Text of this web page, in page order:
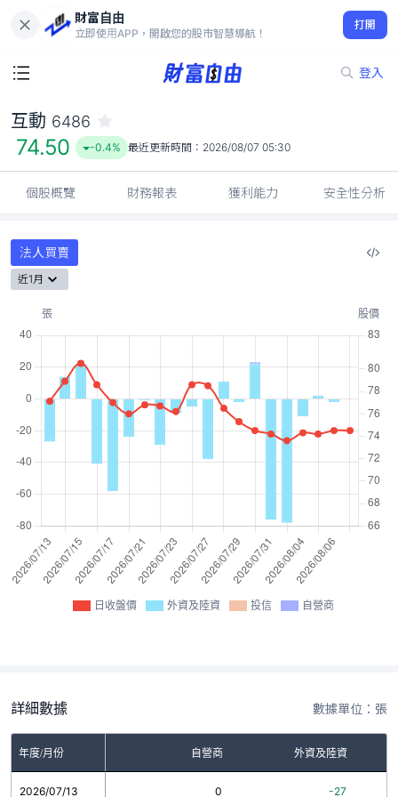
財富自由
立即使用APP，開啟您的股市智慧導航！
打開
登入
74.50
-0.4%
互動 6486
74.50 -0.4% 最近更新時間： 2026/08/07 05:30
個股概覽 財務報表 獲利能力 安全性分析
法人買賣
近1月
日收盤價 外資及陸資 投信 自營商
詳細數據 數據單位：張
年度/月份 自營商 外資及陸資
2026/07/13 0 -27